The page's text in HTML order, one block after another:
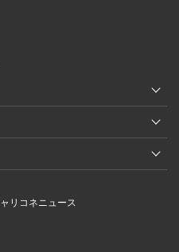
リコネニュース